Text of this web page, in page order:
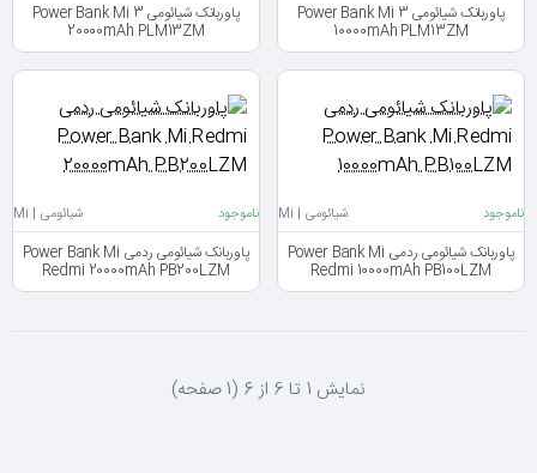
پاوربانک شیائومی Power Bank Mi 3
10000mAh PLM13ZM
پاوربانک شیائومی Power Bank Mi 3
20000mAh PLM13ZM
ناموجود شیائومی | Mi
پاوربانک شیائومی ردمی Power Bank Mi
Redmi 10000mAh PB100LZM
ناموجود شیائومی | Mi
پاوربانک شیائومی ردمی Power Bank Mi
Redmi 20000mAh PB200LZM
نمايش 1 تا 6 از 6 (1 صفحه)